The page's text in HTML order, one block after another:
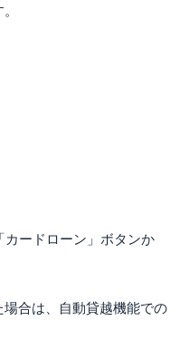
ードローン」ボタンか
場合は、自動貸越機能での